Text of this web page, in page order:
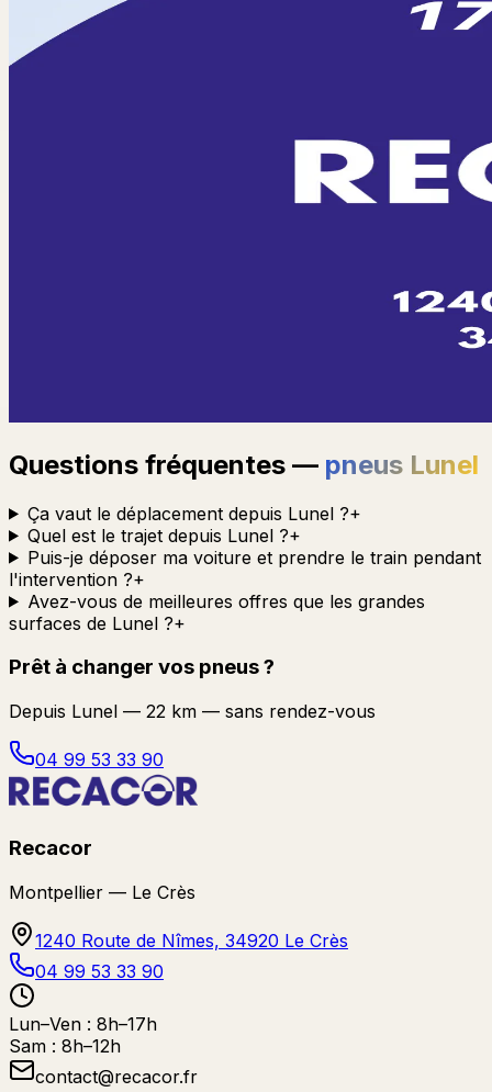
Questions fréquentes — pneus Lunel
Ça vaut le déplacement depuis Lunel ?+
Quel est le trajet depuis Lunel ?+
Puis-je déposer ma voiture et prendre le train pendant
l'intervention ?+
Avez-vous de meilleures offres que les grandes
surfaces de Lunel ?+
Prêt à changer vos pneus ?
Depuis Lunel — 22 km — sans rendez-vous
04 99 53 33 90
Recacor
Montpellier — Le Crès
1240 Route de Nîmes, 34920 Le Crès
04 99 53 33 90
Lun–Ven : 8h–17h
Sam : 8h–12h
contact@recacor.fr